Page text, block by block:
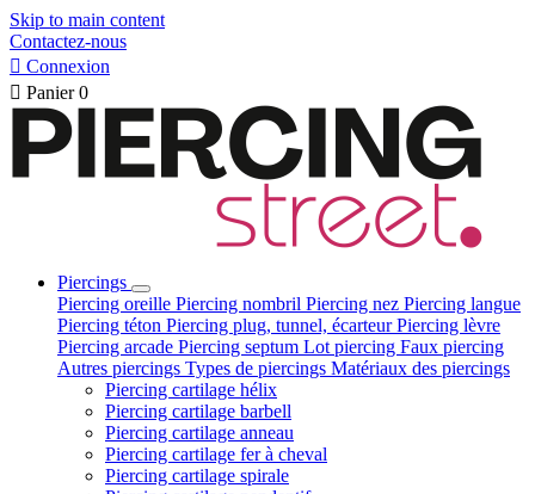
Skip to main content
Contactez-nous
 Connexion
 Panier 0
Piercings
Piercing oreille Piercing nombril Piercing nez Piercing langue
Piercing téton Piercing plug, tunnel, écarteurPiercing lèvre
Piercing arcade Piercing septum Lot piercing Faux piercing
Autres piercings Types de piercings Matériaux des piercings
Piercing cartilage hélix
Piercing cartilage barbell
Piercing cartilage anneau
Piercing cartilage fer à cheval
Piercing cartilage spirale